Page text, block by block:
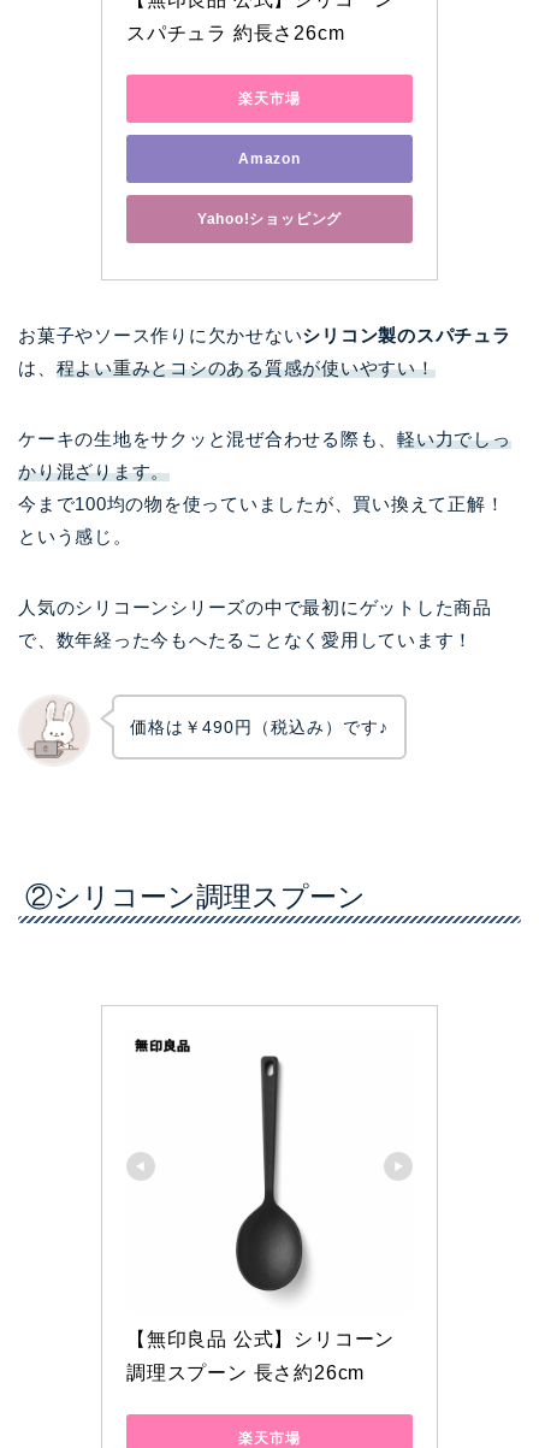
スパチュラ 約長さ26cm
楽天市場
Amazon
Yahoo!ショッピング
お菓子やソース作りに欠かせないシリコン製のスパチュラ
は、 程よい重みとコシのある質感が使いやすい！
ケーキの生地をサクッと混ぜ合わせる際も、軽い力でしっ
かり混ざります。
今まで100均の物を使っていましたが、買い換えて正解！
という感じ。
人気のシリコーンシリーズの中で最初にゲットした商品
で、数年経った今もへたることなく愛用しています！
価格は￥490円（税込み）です♪
②シリコーン調理スプーン
【無印良品 公式】シリコーン
調理スプーン 長さ約26cm
楽天市場